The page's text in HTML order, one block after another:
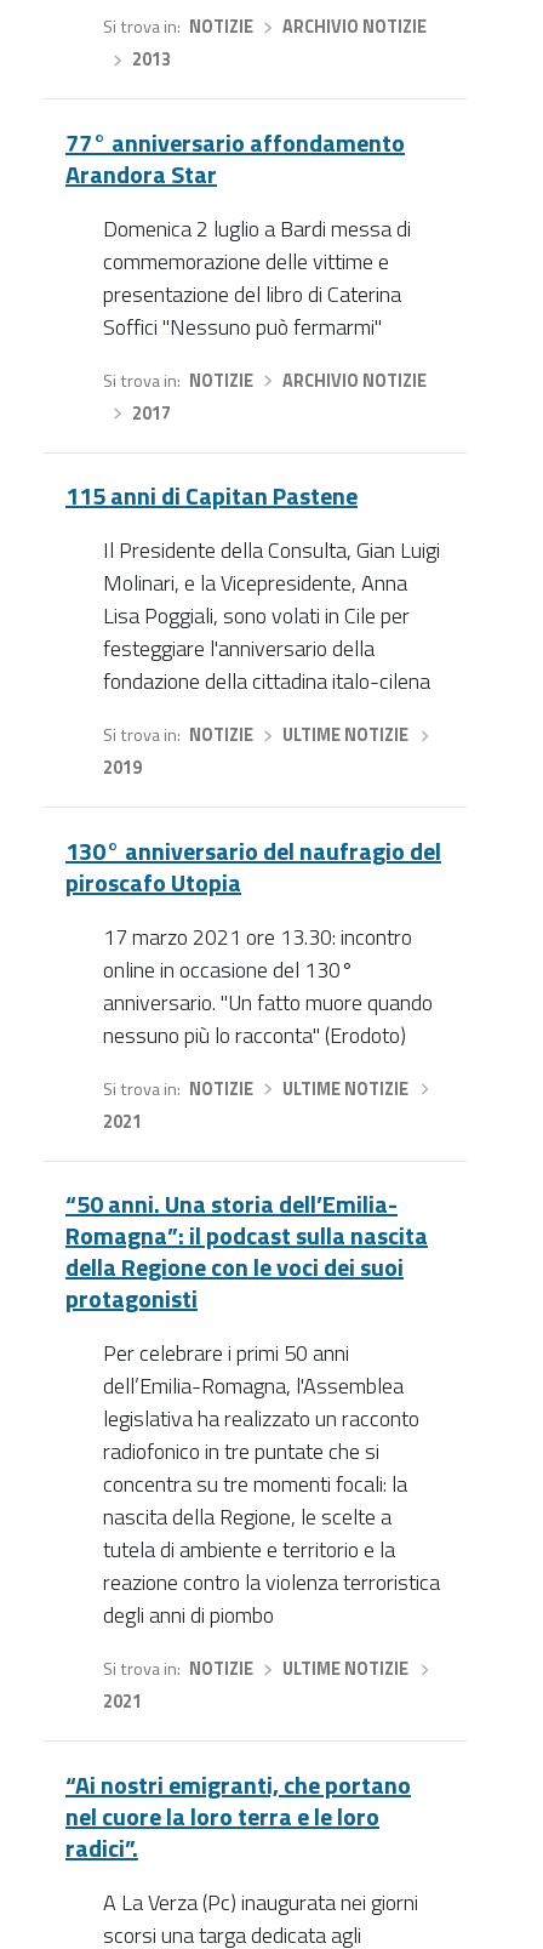
Si trova in NOTIZIE›
ARCHIVIO NOTIZIE
2013
77° anniversario affondamento
Arandora Star
Domenica 2 luglio a Bardi messa di
commemorazione delle vittime e
presentazione del libro di Caterina
Soffici "Nessuno può fermarmi"
Si trova in NOTIZIE›
ARCHIVIO NOTIZIE
2017
115 anni di Capitan Pastene
Il Presidente della Consulta, Gian Luigi
Molinari, e la Vicepresidente, Anna
Lisa Poggiali, sono volati in Cile per
festeggiare l'anniversario della
fondazione della cittadina italo-cilena
Si trova in NOTIZIE› ULTIME NOTIZIE
2019
130° anniversario del naufragio del
piroscafo Utopia
17 marzo 2021 ore 13.30: incontro
online in occasione del 130°
anniversario. "Un fatto muore quando
nessuno più lo racconta" (Erodoto)
Si trova in NOTIZIE› ULTIME NOTIZIE
2021
“50 anni. Una storia dell’Emilia-
Romagna”: il podcast sulla nascita
della Regione con le voci dei suoi
protagonisti
Per celebrare i primi 50 anni
dell’Emilia-Romagna, l'Assemblea
legislativa ha realizzato un racconto
radiofonico in tre puntate che si
concentra su tre momenti focali: la
nascita della Regione, le scelte a
tutela di ambiente e territorio e la
reazione contro la violenza terroristica
degli anni di piombo
Si trova in NOTIZIE› ULTIME NOTIZIE
2021
“Ai nostri emigranti, che portano
nel cuore la loro terra e le loro
radici”.
A La Verza (Pc) inaugurata nei giorni
scorsi una targa dedicata agli